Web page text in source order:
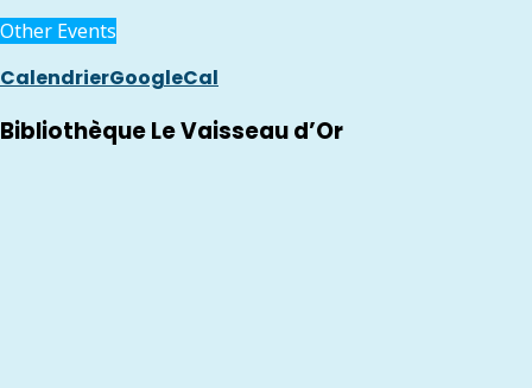
Other Events
CalendrierGoogleCal
Bibliothèque Le Vaisseau d’Or